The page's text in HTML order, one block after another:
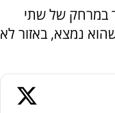
במרחק של שתי
נמצא, באזור לא